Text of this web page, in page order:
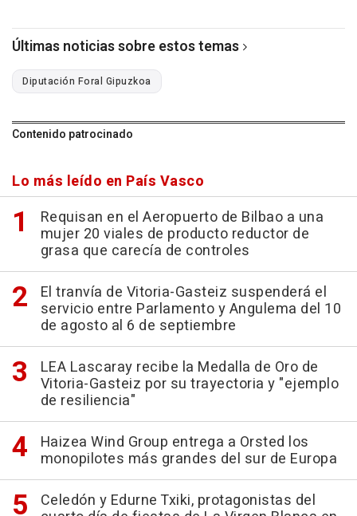
Últimas noticias sobre estos temas
Diputación Foral Gipuzkoa
Contenido patrocinado
Lo más leído en País Vasco
Requisan en el Aeropuerto de Bilbao a una
mujer 20 viales de producto reductor de
grasa que carecía de controles
El tranvía de Vitoria-Gasteiz suspenderá el
servicio entre Parlamento y Angulema del 10
de agosto al 6 de septiembre
LEA Lascaray recibe la Medalla de Oro de
Vitoria-Gasteiz por su trayectoria y "ejemplo
de resiliencia"
Haizea Wind Group entrega a Orsted los
monopilotes más grandes del sur de Europa
Celedón y Edurne Txiki, protagonistas del